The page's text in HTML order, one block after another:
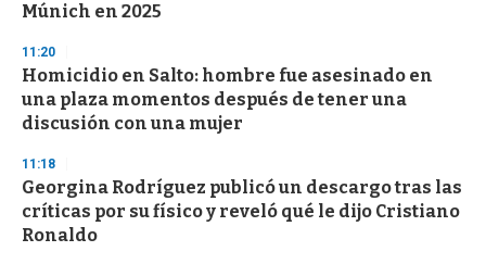
Múnich en 2025
11:20
Homicidio en Salto: hombre fue asesinado en
una plaza momentos después de tener una
discusión con una mujer
11:18
Georgina Rodríguez publicó un descargo tras las
críticas por su físico y reveló qué le dijo Cristiano
Ronaldo